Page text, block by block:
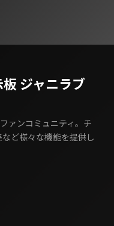
ジャニラブ
ァンコミュニティ。チ
ど様々な機能を提供し